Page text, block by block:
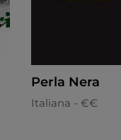
Perla Nera
Italiana - €€